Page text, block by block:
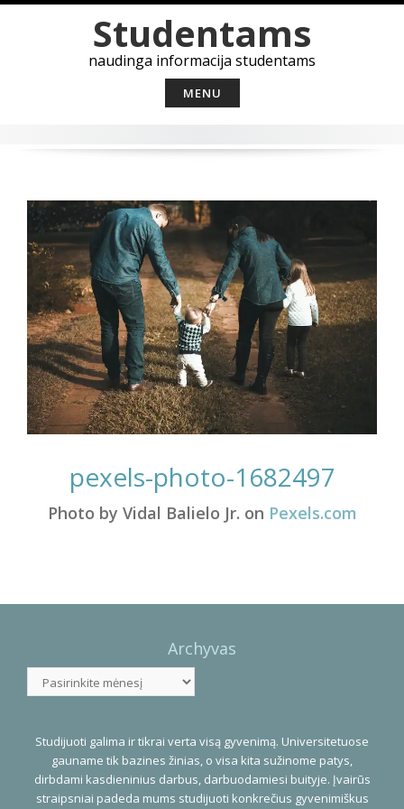
to
content
Studentams
naudinga informacija studentams
MENU
pexels-photo-1682497
Photo by Vidal Balielo Jr. on Pexels.com
Navigation
Archyvas
Studijuoti galima ir tikrai verta visą gyvenimą. Universitetuose
gauname tik bazines žinias, o visa kita sužinome patys,
dirbdami kasdieninius darbus, darbuodamiesi buityje. Įvairūs
straipsniai padeda mums studijuoti konkrečius gyvenimiškus